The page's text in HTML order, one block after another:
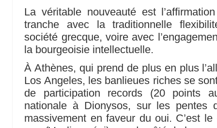
La véritable nouveauté est
tranche avec la traditionnelle
société grecque, voire avec
la bourgeoisie intellectuelle.
À Athènes, qui prend de plus en plus
Los Angeles, les banlieues riches se
de participation records (20 points
nationale à Dionysos, sur les pentes
massivement en faveur du oui. C’est